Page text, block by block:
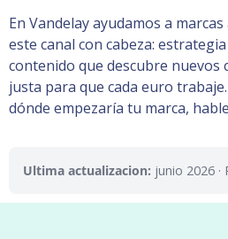
En Vandelay ayudamos a
este canal con cabeza:
contenido que descubre nuevos
justa para que cada euro
dónde empezaría tu marca,
Ultima actualizacion: junio 2026